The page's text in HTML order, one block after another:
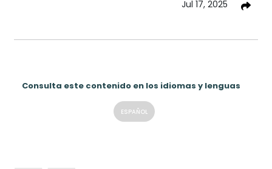
Jul 17, 2025
Consulta este contenido en los idiomas y lenguas
ESPAÑOL